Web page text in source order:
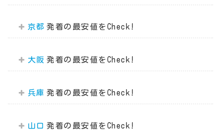
京都
大阪
兵庫
山口